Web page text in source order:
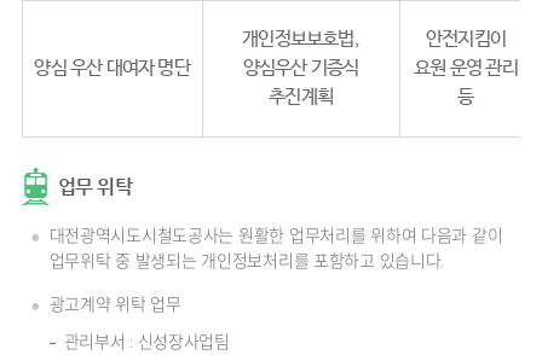
양심 우산 대여자 명단
개인정보보호법,
양심우산 기증식
추진계획
안전지킴이
요원 운영 관리
등
업무 위탁
대전광역시도시철도공사는 원활한 업무처리를 위하여 다음과 같이
업무위탁 중 발생되는 개인정보처리를 포함하고 있습니다.
광고계약 위탁 업무
관리부서 : 신성장사업팀